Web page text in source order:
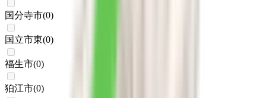
国分寺市(0)
国立市東(0)
福生市(0)
狛江市(0)